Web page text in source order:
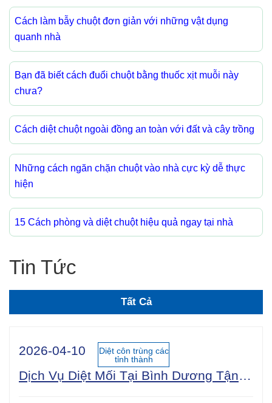
Cách làm bẫy chuột đơn giản với những vật dụng
quanh nhà
Bạn đã biết cách đuổi chuột bằng thuốc xịt muỗi này
chưa?
Cách diệt chuột ngoài đồng an toàn với đất và cây trồng
Những cách ngăn chặn chuột vào nhà cực kỳ dễ thực
hiện
15 Cách phòng và diệt chuột hiệu quả ngay tại nhà
Tin Tức
Tất Cả
2026-04-10
Diệt côn trùng các
tỉnh thành
Dịch Vụ Diệt Mối Tại Bình Dương Tận Gốc 100% An Toàn Sinh Học | Công Ty Uy Tín Năm 2025